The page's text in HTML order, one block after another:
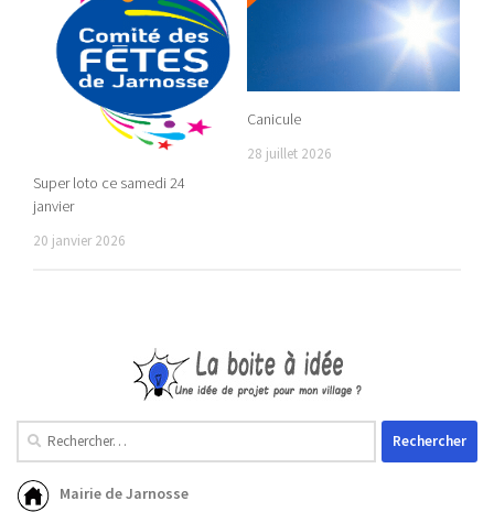
Super loto ce samedi 24
janvier
20 janvier 2026
Canicule
28 juillet 2026
Mairie de Jarnosse